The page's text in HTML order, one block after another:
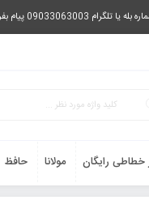
نظر خود را دریافت نمایید.
خطاطی رایگان مولانا حافظ